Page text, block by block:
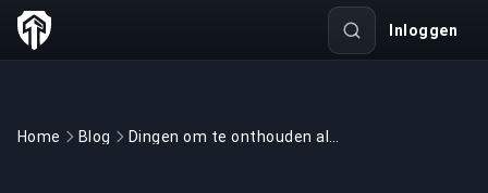
Inloggen
Home Blog